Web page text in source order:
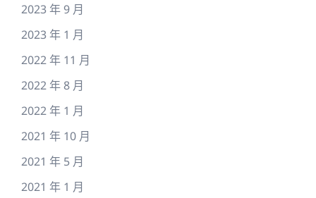
2023 年 9 月
2023 年 1 月
2022 年 11 月
2022 年 8 月
2022 年 1 月
2021 年 10 月
2021 年 5 月
2021 年 1 月